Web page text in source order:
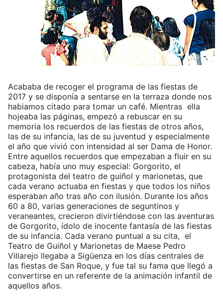
Acababa de recoger el programa de las fiestas de
2017 y se disponía a sentarse en la terraza donde nos
habiamos citado para tomar un café. Mientras ella
hojeaba las páginas, empezó a rebuscar en su
memoria los recuerdos de las fiestas de otros años,
las de su infancia, las de su juventud y especialmente
el año que vivió con intensidad al ser Dama de Honor.
Entre aquellos recuerdos que empezaban a fluir en su
cabeza, había uno muy especial: Gorgorito, el
protagonista del teatro de guiñol y marionetas, que
cada verano actuaba en fiestas y que todos los niños
esperaban año tras año con ilusión. Durante los años
60 a 80, varias generaciones de seguntinos y
veraneantes, crecieron divirtiéndose con las aventuras
de Gorgorito, ídolo de inocente fantasía de las fiestas
de su infancia. Cada verano puntual a su cita, el
Teatro de Guiñol y Marionetas de Maese Pedro
Villarejo llegaba a Sigüenza en los días centrales de
las fiestas de San Roque, y fue tal su fama que llegó a
convertirse en un referente de la animación infantil de
aquellos años.